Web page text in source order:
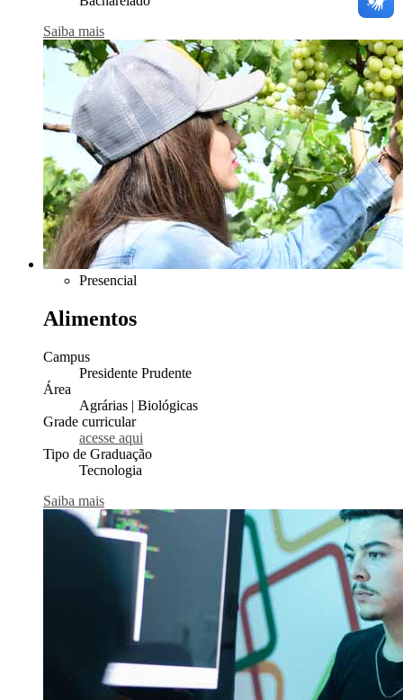
Saiba mais
Presencial
Alimentos
Campus
Presidente Prudente
Área
Agrárias | Biológicas
Grade curricular
acesse aqui
Tipo de Graduação
Tecnologia
Saiba mais